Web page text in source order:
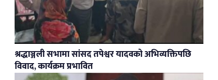
श्रद्धाञ्जली सभामा सांसद तपेश्वर यादवको अभिव्यक्तिपछि
विवाद, कार्यक्रम प्रभावित